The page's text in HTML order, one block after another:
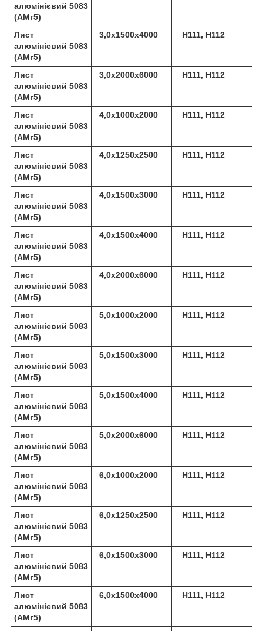
алюмінієвий 5083
(АМг5)
Лист
алюмінієвий 5083
(АМг5)
3,0х1500х4000 Н111, Н112
Лист
алюмінієвий 5083
(АМг5)
3,0х2000х6000 Н111, Н112
Лист
алюмінієвий 5083
(АМг5)
4,0х1000х2000 Н111, Н112
Лист
алюмінієвий 5083
(АМг5)
4,0х1250х2500 Н111, Н112
Лист
алюмінієвий 5083
(АМг5)
4,0х1500х3000 Н111, Н112
Лист
алюмінієвий 5083
(АМг5)
4,0х1500х4000 Н111, Н112
Лист
алюмінієвий 5083
(АМг5)
4,0х2000х6000 Н111, Н112
Лист
алюмінієвий 5083
(АМг5)
5,0х1000х2000 Н111, Н112
Лист
алюмінієвий 5083
(АМг5)
5,0х1500х3000 Н111, Н112
Лист
алюмінієвий 5083
(АМг5)
5,0х1500х4000 Н111, Н112
Лист
алюмінієвий 5083
(АМг5)
5,0х2000х6000 Н111, Н112
Лист
алюмінієвий 5083
(АМг5)
6,0х1000х2000 Н111, Н112
Лист
алюмінієвий 5083
(АМг5)
6,0х1250х2500 Н111, Н112
Лист
алюмінієвий 5083
(АМг5)
6,0х1500х3000 Н111, Н112
Лист
алюмінієвий 5083
(АМг5)
6,0х1500х4000 Н111, Н112